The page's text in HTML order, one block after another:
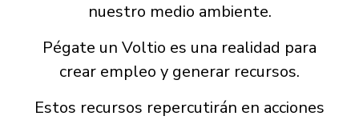
nuestro medio ambiente.
Pégate un Voltio es una realidad para
crear empleo y generar recursos.
Estos recursos repercutirán en acciones